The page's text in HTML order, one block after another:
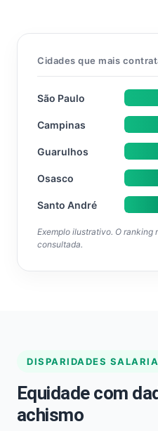
Cidades que mais
São Paulo
Campinas
Guarulhos
Osasco
Santo André
Exemplo ilustrativo. O ranking
consultada.
DISPARIDADES
Equidade com
achismo